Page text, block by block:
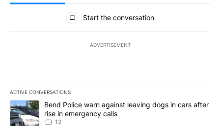
All Comments
Start the conversation
ADVERTISEMENT
ACTIVE CONVERSATIONS
The following is a list of the most commented articles in the last
A trending article titled "Bend Police warn against leaving dogs
Bend Police warn against leaving dogs in cars after
rise in emergency calls
12